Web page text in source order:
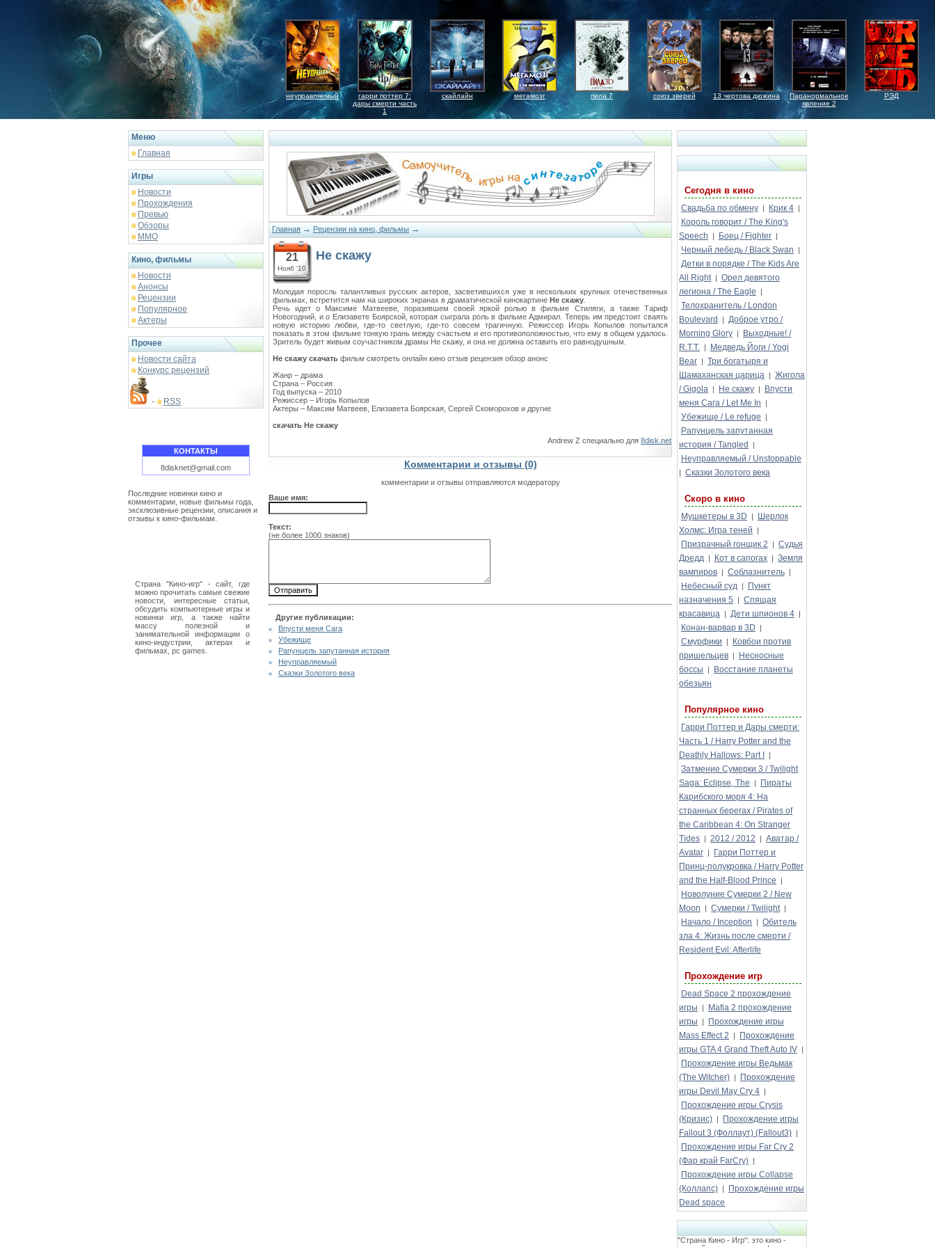
неуправляемый
гарри поттер 7:
дары смерти часть
1
скайлайн мегамозг пила 7 союз зверей 13 чертова дюжина
Паранормальное
явление 2
РЭД
Меню
Главная
Игры
Новости
Прохождения
Превью
Обзоры
ММО
Кино, фильмы
Новости
Анонсы
Рецензии
Популярное
Актеры
Прочее
Новости сайта
Конкурс рецензий
- RSS
КОНТАКТЫ
8disknet@gmail.com
Последние новинки кино и
комментарии, новые фильмы года,
эксклюзивные рецензии, описания и
отзывы к кино-фильмам.
Страна "Кино-игр" - сайт, где
можно прочитать самые свежие
новости, интересные статьи,
обсудить компьютерные игры и
новинки игр, а также найти
массу полезной и
занимательной информации о
кино-индустрии, актерах и
фильмах, pc games.
Главная → Рецензии на кино, фильмы →
21
Нояб '10
Не скажу
Молодая поросль талантливых русских актеров, засветившихся уже в нескольких крупных отечественных
фильмах, встретится нам на широких экранах в драматической кинокартине Не скажу
Речь идет о Максиме Матвееве, поразившем своей яркой ролью в фильме Стиляги, а также Тариф
Новогодний, и о Елизавете Боярской, которая сыграла роль в фильме Адмирал. Теперь им предстоит сваять
новую историю любви, где-то светлую, где-то совсем трагичную. Режиссер Игорь Копылов попытался
показать в этом фильме тонкую грань между счастьем и его противоположностью, что ему в общем удалось.
Зритель будет живым соучастником драмы Не скажу, и она не должна оставить его равнодушным.
Не скажу скачать фильм смотреть онлайн кино отзыв рецензия обзор анонс
Жанр – драма
Страна – Россия
Год выпуска – 2010
Режиссер – Игорь Копылов
Актеры – Максим Матвеев, Елизавета Боярская, Сергей Скоморохов и другие
скачать Не скажу
Andrew Z специально для 8disk.net
Комментарии и отзывы (0)
комментарии и отзывы отправляются модератору
Ваше имя:
Текст:
(не более 1000 знаков)
Другие публикации:
Впусти меня Сага
Убежище
Рапунцель запутанная история
Неуправляемый
Сказки Золотого века
Сегодня в кино
Свадьба по обмену | Крик 4 |
Король говорит / The King's
Speech
| Боец / Fighter |
Черный лебедь / Black Swan |
Детки в порядке / The Kids Are
All Right | Орел девятого
легиона / The Eagle
|
Телохранитель / London
Boulevard
| Доброе утро /
Morning Glory |
Выходные! /
R.T.T. |
Медведь Йоги / Yogi
Bear | Три богатыря и
Шамаханская царица | Жигола
/ Gigola | Не скажу |
Впусти
меня Сага / Let Me In
|
Убежище / Le refuge |
Рапунцель запутанная
история / Tangled
|
Неуправляемый / Unstoppable
| Сказки Золотого века
Скоро в кино
Мушкетеры в 3D |
Шерлок
Холмс: Игра теней
|
Призрачный гонщик 2 | Судья
Дредд | Кот в сапогах | Земля
вампиров | Соблазнитель |
Небесный суд |
Пункт
назначения 5
| Спящая
красавица | Дети шпионов 4 |
Конан-варвар в 3D |
Смурфики |
Ковбои против
пришельцев |
Несносные
боссы
|
Восстание планеты
обезьян
Популярное кино
Гарри Поттер и Дары смерти:
Часть 1 / Harry Potter and the
Deathly Hallows: Part I
|
Затмение Сумерки 3 / Twilight
Saga: Eclipse, The
|
Пираты
Карибского моря 4: На
странных берегах / Pirates of
the Caribbean 4: On Stranger
Tides | 2012 / 2012 | Аватар /
Avatar |
Гарри Поттер и
Принц-полукровка / Harry Potter
and the Half-Blood Prince
|
Новолуние Сумерки 2 / New
Moon
| Сумерки / Twilight |
Начало / Inception | Обитель
зла 4: Жизнь после смерти /
Resident Evil: Afterlife
Прохождение игр
Dead Space 2 прохождение
игры
|
Mafia 2 прохождение
игры
|
Прохождение игры
Mass Effect 2
|
Прохождение
игры GTA 4 Grand Theft Auto IV |
Прохождение игры Ведьмак
(The Witcher) |
Прохождение
игры Devil May Cry 4 |
Прохождение игры Crysis
(Кризис) |
Прохождение игры
Fallout 3 (Фоллаут) (Fallout3) |
Прохождение игры Far Cry 2
(Фар край FarCry) |
Прохождение игры Collapse
(Коллапс) |
Прохождение игры
Dead space
"Страна Кино - Игр": это кино -